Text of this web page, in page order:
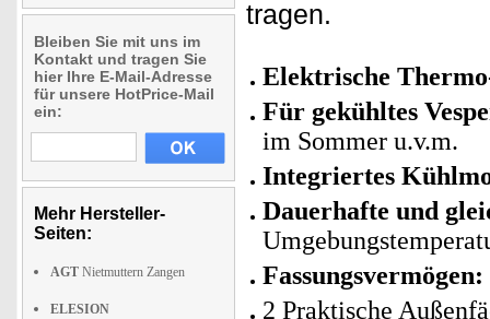
Bleiben Sie mit uns im
Kontakt und tragen Sie
hier Ihre E-Mail-Adresse
für unsere HotPrice-Mail
ein:
Mehr Hersteller-
Seiten:
AGT Nietmuttern Zangen
ELESION
tragen.
Elektrische
Für gekühltes
im Sommer u.v.m.
Integriertes
Dauerhafte und
2 Praktische